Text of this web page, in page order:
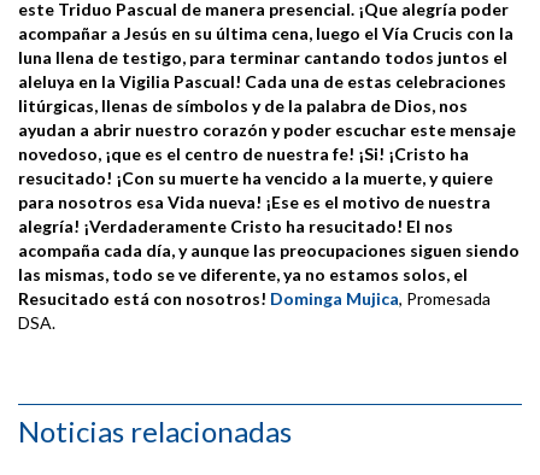
este Triduo Pascual de manera presencial. ¡Que alegría poder
acompañar a Jesús en su última cena, luego el Vía Crucis con la
luna llena de testigo, para terminar cantando todos juntos el
aleluya en la Vigilia Pascual! Cada una de estas celebraciones
litúrgicas, llenas de símbolos y de la palabra de Dios, nos
ayudan a abrir nuestro corazón y poder escuchar este mensaje
novedoso, ¡que es el centro de nuestra fe! ¡Si! ¡Cristo ha
resucitado! ¡Con su muerte ha vencido a la muerte, y quiere
para nosotros esa Vida nueva! ¡Ese es el motivo de nuestra
alegría! ¡Verdaderamente Cristo ha resucitado! El nos
acompaña cada día, y aunque las preocupaciones siguen siendo
las mismas, todo se ve diferente, ya no estamos solos, el
Resucitado está con nosotros! Dominga Mujica, Promesada
DSA.
Noticias relacionadas